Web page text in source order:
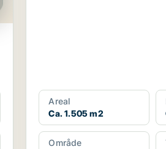
Areal
Ca. 1.505 m2
Område